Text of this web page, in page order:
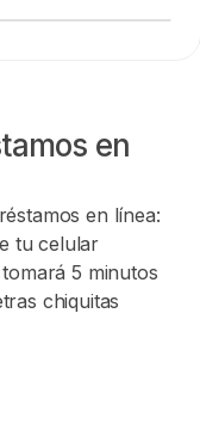
en
en línea:
tu celular
5 minutos
chiquitas